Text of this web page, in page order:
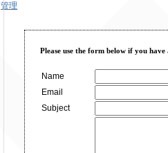
管理
Please use the form below if you have
Name
Email
Subject